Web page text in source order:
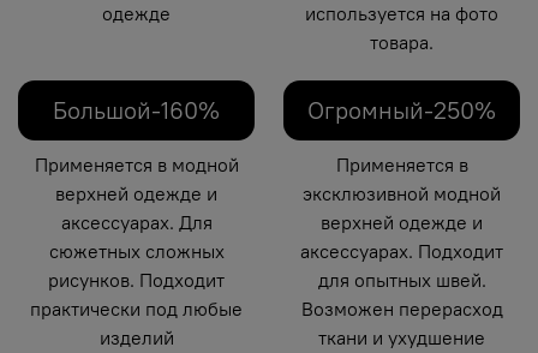
одежде
используется на фото
товара.
Большой-160%
Применяется в модной
верхней одежде и
аксессуарах. Для
сюжетных сложных
рисунков. Подходит
практически под любые
изделий
Огромный-250%
Применяется в
эксклюзивной модной
верхней одежде и
аксессуарах. Подходит
для опытных швей.
Возможен перерасход
ткани и ухудшение